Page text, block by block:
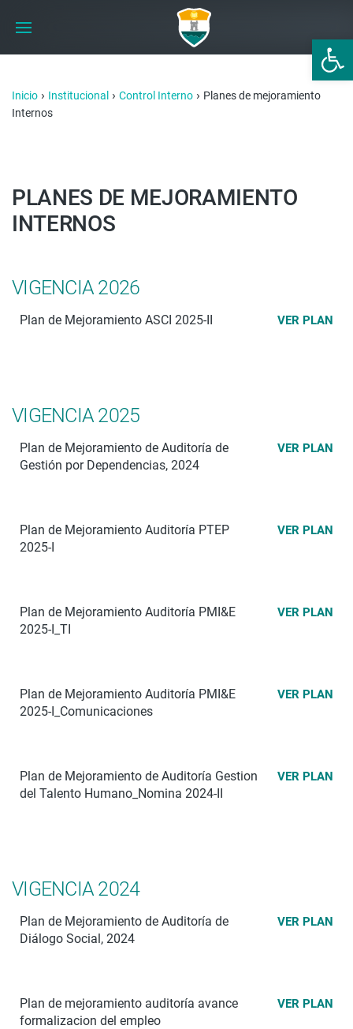
Abrir
Inicio › Institucional › Control Interno › Planes de mejoramiento
Internos
PLANES DE MEJORAMIENTO
INTERNOS
VIGENCIA 2026
Plan de Mejoramiento ASCI 2025-II VER PLAN
VIGENCIA 2025
Plan de Mejoramiento de Auditoría de
Gestión por Dependencias, 2024
VER PLAN
Plan de Mejoramiento Auditoría PTEP
2025-I
VER PLAN
Plan de Mejoramiento Auditoría PMI&E
2025-I_TI
VER PLAN
Plan de Mejoramiento Auditoría PMI&E
2025-I_Comunicaciones
VER PLAN
Plan de Mejoramiento de Auditoría Gestion
del Talento Humano_Nomina 2024-II
VER PLAN
VIGENCIA 2024
Plan de Mejoramiento de Auditoría de
Diálogo Social, 2024
VER PLAN
Plan de mejoramiento auditoría avance
formalizacion del empleo
VER PLAN